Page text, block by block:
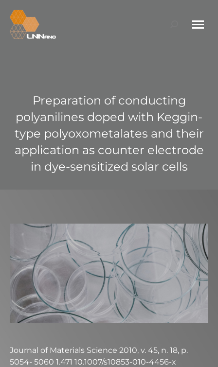
Search:
Preparation of conducting
polyanilines doped with Keggin-
type polyoxometalates and their
application as counter electrode
in dye-sensitized solar cells
Journal of Materials Science 2010, v. 45, n. 18, p.
5054- 5060 1.471 10.1007/s10853-010-4456-x